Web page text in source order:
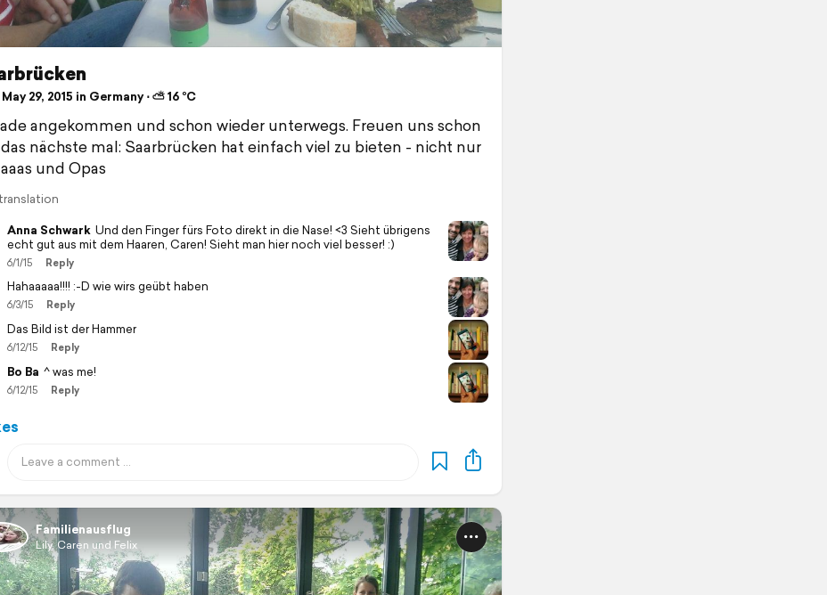
May 29, 2015 in Germany ⋅ ⛅ 16 °C
angekommen und schon wieder unterwegs. Freuen uns schon
nächste mal: Saarbrücken hat einfach viel zu bieten - nicht nur
und Opas
Anna Schwark Und den Finger fürs Foto direkt in die Nase! <3 Sieht übrigens
echt gut aus mit dem Haaren, Caren! Sieht man hier noch viel besser! :)
6/1/15 Reply
Hahaaaaa!!!! :-D wie wirs geübt haben
6/3/15 Reply
Das Bild ist der Hammer
6/12/15 Reply
Bo Ba ^ was me!
6/12/15 Reply
Familienausflug
Lily, Caren und Felix